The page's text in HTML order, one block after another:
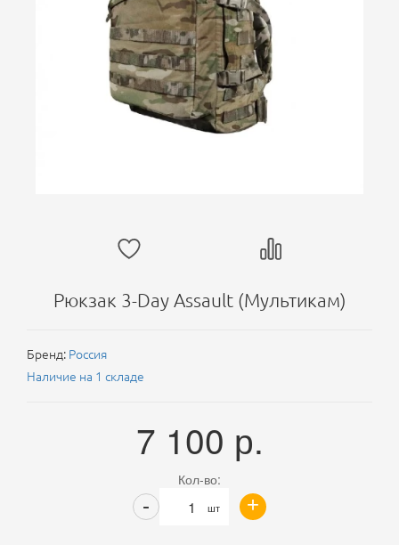
Рюкзак 3-Day Assault (Мультикам)
Бренд: Россия
Наличие на 1 складе
7 100 р.
Кол-во:
шт +
-